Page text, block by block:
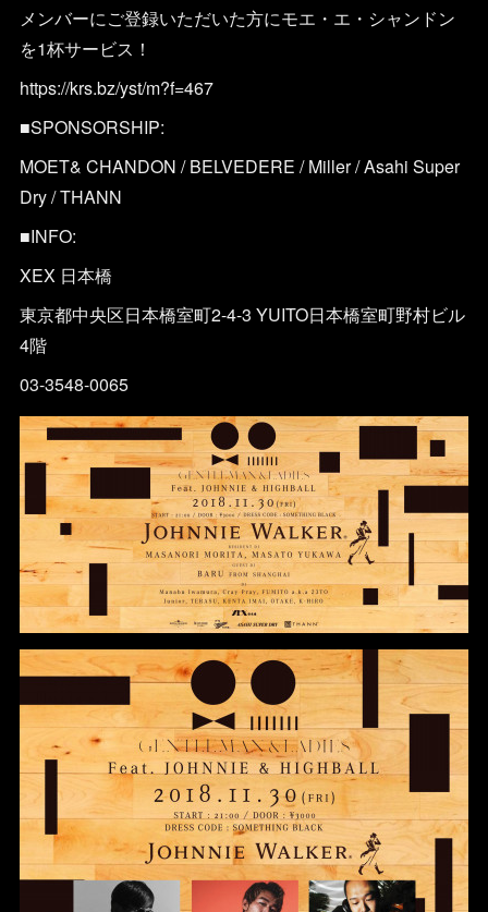
メンバーにご登録いただいた方にモエ・エ・シャンドン
を1杯サービス！
https://krs.bz/yst/m?f=467
■SPONSORSHIP:
MOET& CHANDON / BELVEDERE / Miller / Asahi Super
Dry / THANN
■INFO:
XEX 日本橋
東京都中央区日本橋室町2-4-3 YUITO日本橋室町野村ビル
4階
03-3548-0065